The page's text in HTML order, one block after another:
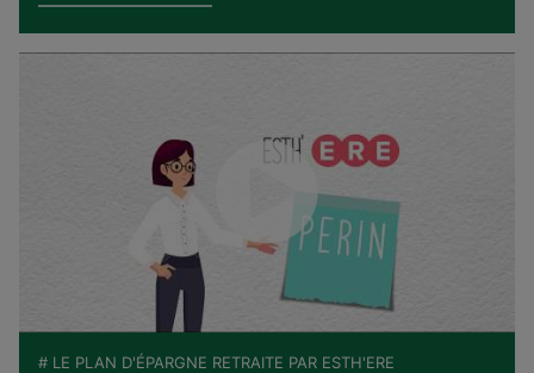
# LE PLAN D'ÉPARGNE RETRAITE PAR ESTH'ERE